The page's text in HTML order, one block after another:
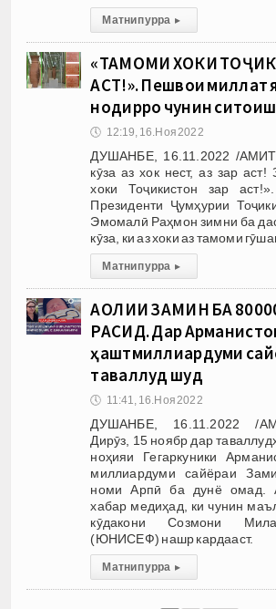
Матни пурра ▸
«ТАМОМИ ХОКИ
АСТ!». Пешвои миллат
нодирро чунин
🕔 12:19, 16.Ноя 2022
ДУШАНБЕ, 16.11.2022 /
кӯза аз хок нест, аз зар
хоки Тоҷикистон зар
Президенти Ҷумҳурии
Эмомалӣ Раҳмон зимни ба
кӯза, ки аз хоки аз тамоми
Матни пурра ▸
АҲОЛИИ ЗАМИН БА
РАСИД. Дар
ҳаштмиллиардуми
таваллуд шуд
🕔 11:41, 16.Ноя 2022
ДУШАНБЕ, 16.11.2022 /
Дирӯз, 15 ноябр дар
ноҳияи Гегаркуники
миллиардуми сайёраи
номи Арпӣ ба дунё омад.
хабар медиҳад, ки чунин
кӯдакони Созмони
(ЮНИСЕФ) нашр кардааст.
Матни пурра ▸